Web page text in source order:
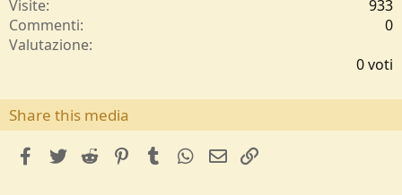
Visite
933
Commenti
0
Valutazione
0
t
0 voti
Share this media
facebookTwitterReddit PinterestTumblrWhatsApp
e-mail